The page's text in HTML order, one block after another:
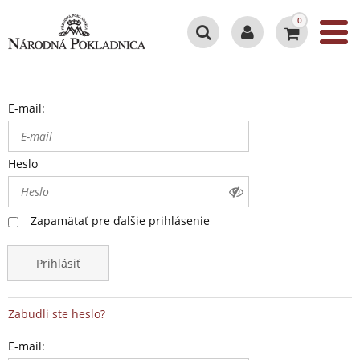
0
E-mail:
Heslo
Zapamätať pre ďalšie prihlásenie
Prihlásiť
Zabudli ste heslo?
E-mail: